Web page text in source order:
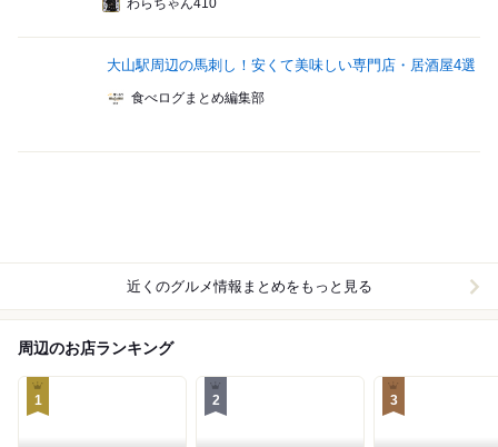
わらちゃん410
大山駅周辺の馬刺し！安くて美味しい専門店・居酒屋4選
食べログまとめ編集部
近くのグルメ情報まとめをもっと見る
周辺のお店ランキング
1 2 3